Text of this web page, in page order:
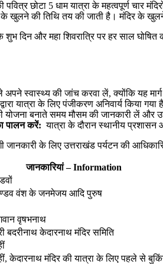
पवित्र छोटा 5 धाम यात्रा के महत्वपूर्ण चार
के खुलने की तिथि तय की जाती है। मंदिर के
दिन और महा शिवरात्रि पर हर साल
स्वास्थ्य की जांच करवा लें, क्योंकि यह
यात्रा के लिए पंजीकरण अनिवार्य किया
योजना बनाते समय मौसम की जानकारी लें और
पालन करें: यात्रा के दौरान स्थानीय प्रशासन
जानकारी के लिए उत्तराखंड पर्यटन की
जानकारियां – Information
वंश के जनमेजय आदि पुरुष
वृषभनाथ
बदरीनाथ केदारनाथ मंदिर समिति
केदारनाथ मंदिर की यात्रा के लिए पहले से